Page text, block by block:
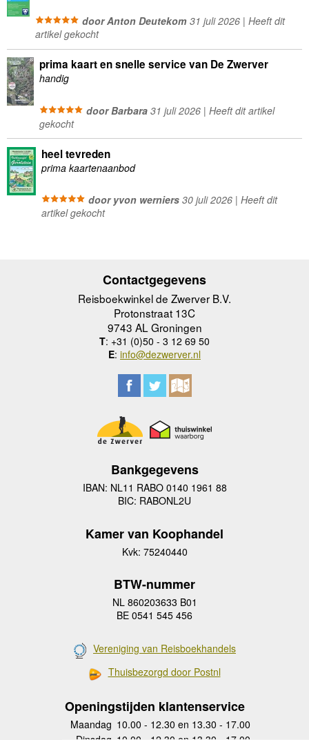
door Anton Deutekom31 juli 2026 | Heeft dit
artikel gekocht
prima kaart en snelle service van De Zwerver
handig
door Barbara31 juli 2026 | Heeft dit artikel
gekocht
heel tevreden
prima kaartenaanbod
door yvon werniers30 juli 2026 | Heeft dit
artikel gekocht
Contactgegevens
Reisboekwinkel de Zwerver B.V.
Protonstraat 13C
9743 AL Groningen
T: +31 (0)50 - 3 12 69 50
E: info@dezwerver.nl
Bankgegevens
IBAN: NL11 RABO 0140 1961 88
BIC: RABONL2U
Kamer van Koophandel
Kvk: 75240440
BTW-nummer
NL 860203633 B01
BE 0541 545 456
Vereniging van Reisboekhandels
Thuisbezorgd door Postnl
Openingstijden klantenservice
Maandag 10.00 - 12.30 en 13.30 - 17.00